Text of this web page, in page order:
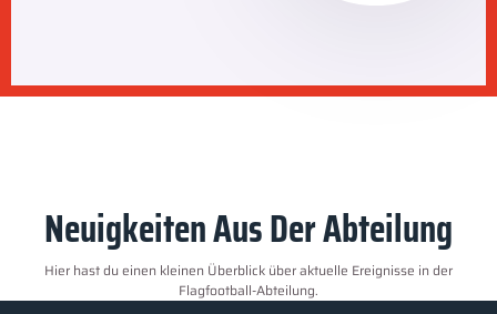
Neuigkeiten Aus Der Abteilung
Hier hast du einen kleinen Überblick über aktuelle Ereignisse in der
Flagfootball-Abteilung.